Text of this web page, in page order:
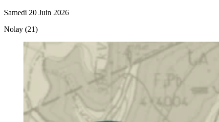
Samedi 20 Juin 2026
Nolay (21)